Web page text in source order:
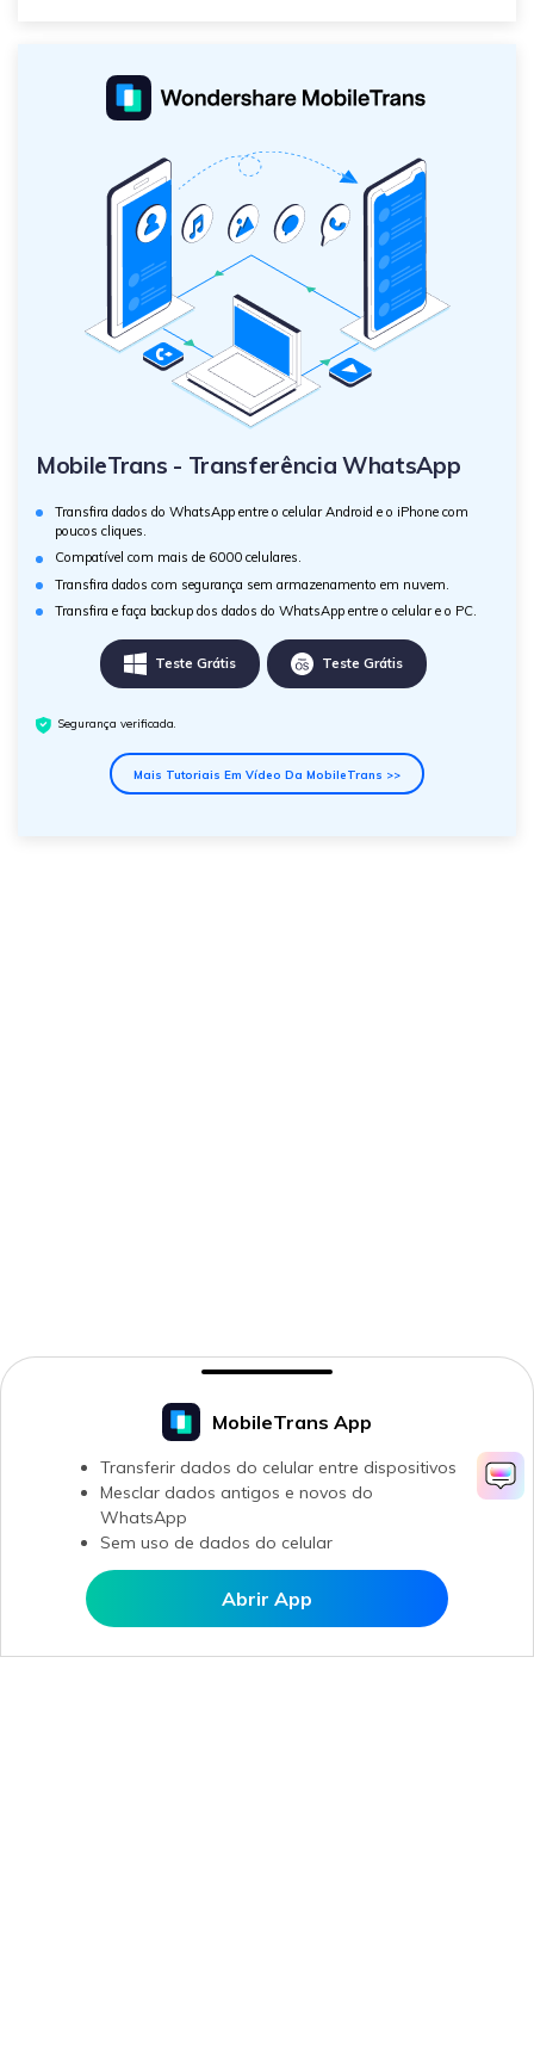
Abrir MobileTrans APP
MobileTrans App
Transferir dados do celular entre dispositivos
Mesclar dados antigos e novos do
WhatsApp
Sem uso de dados do celular
Abrir App
MobileTrans - Transferência WhatsApp
Transfira dados do WhatsApp entre o celular Android e o iPhone com
poucos cliques.
Compatível com mais de 6000 celulares.
Transfira dados com segurança sem armazenamento em nuvem.
Transfira e faça backup dos dados do WhatsApp entre o celular e o PC.
Teste Grátis Teste Grátis
Segurança verificada.
Mais Tutoriais Em Vídeo Da MobileTrans >>